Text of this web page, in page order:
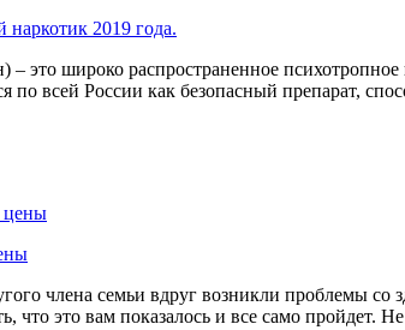
2019 года.
это широко распространенное
по всей России как безопасный препарат,
члена семьи вдруг возникли проблемы
что это вам показалось и все само пройдет.